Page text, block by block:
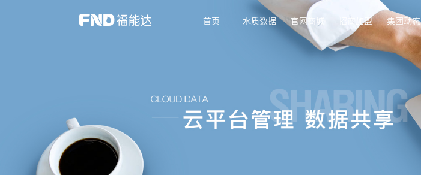
首页 水质数据 官网商城 招商加盟 集团动态